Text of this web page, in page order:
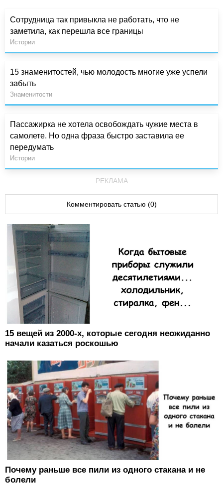
Сотрудница так привыкла не работать, что не
заметила, как перешла все границы
Истории
15 знаменитостей, чью молодость многие уже успели
забыть
Знаменитости
Пассажирка не хотела освобождать чужие места в
самолете. Но одна фраза быстро заставила ее
передумать
Истории
РЕКЛАМА
Комментировать статью (0)
15 вещей из 2000-х, которые сегодня неожиданно
начали казаться роскошью
Почему раньше все пили из одного стакана и не
болели